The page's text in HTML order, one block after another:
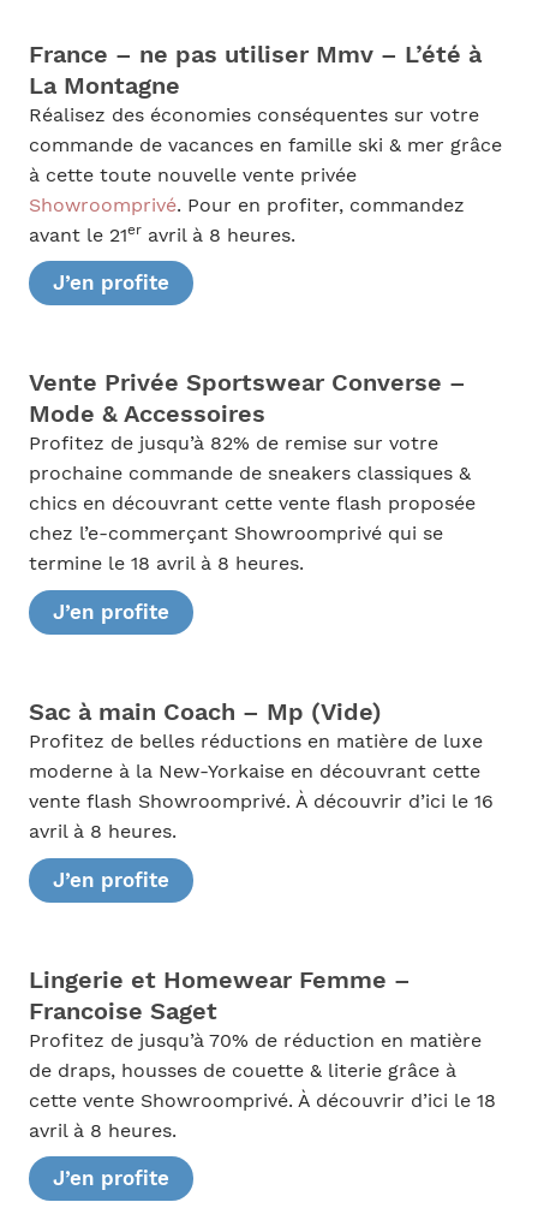
France – ne pas utiliser Mmv – L’été à
La Montagne
Réalisez des économies conséquentes sur votre
commande de vacances en famille ski & mer grâce
à cette toute nouvelle vente privée
Showroomprivé. Pour en profiter, commandez
avant le 21eravril à 8 heures.
J’en profite
Vente Privée Sportswear Converse –
Mode & Accessoires
Profitez de jusqu’à 82% de remise sur votre
prochaine commande de sneakers classiques &
chics en découvrant cette vente flash proposée
chez l’e-commerçant Showroomprivé qui se
termine le 18 avril à 8 heures.
J’en profite
Sac à main Coach – Mp (Vide)
Profitez de belles réductions en matière de luxe
moderne à la New-Yorkaise en découvrant cette
vente flash Showroomprivé. À découvrir d’ici le 16
avril à 8 heures.
J’en profite
Lingerie et Homewear Femme –
Francoise Saget
Profitez de jusqu’à 70% de réduction en matière
de draps, housses de couette & literie grâce à
cette vente Showroomprivé. À découvrir d’ici le 18
avril à 8 heures.
J’en profite